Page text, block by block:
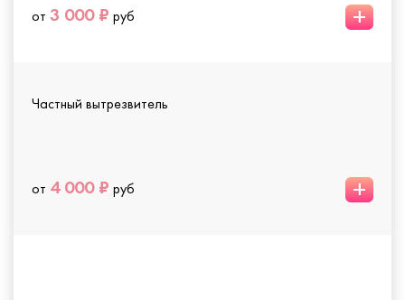
от 3 000 ₽ руб +
Частный вытрезвитель
от 4 000 ₽ руб +